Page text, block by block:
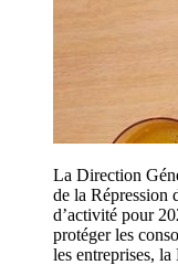
La Direction
de la Répression
d’activité pour
protéger les
les entreprises,